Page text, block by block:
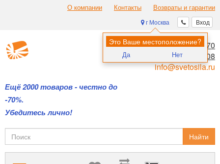
О компании Контакты Возвраты и гарантии
Вход
г Москва
Это Ваше местоположение?
Да Нет
Ещё 2000 товаров - честно до
-70%.
Убедитесь лично!
8 (495) 970-00-70
8 (800) 700-11-08
info@svetosila.ru
Найти